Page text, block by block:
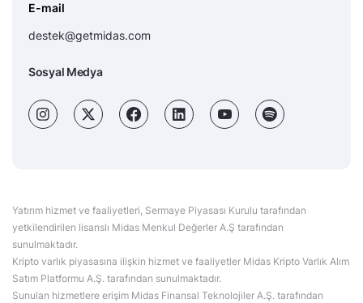
E-mail
destek@getmidas.com
Sosyal Medya
Yatırım hizmet ve faaliyetleri, Sermaye Piyasası Kurulu tarafından
yetkilendirilen lisanslı Midas Menkul Değerler A.Ş tarafından
sunulmaktadır.
Kripto varlık piyasasına ilişkin hizmet ve faaliyetler Midas Kripto Varlık Alım
Satım Platformu A.Ş. tarafından sunulmaktadır.
Sunulan hizmetlere erişim Midas Finansal Teknolojiler A.Ş. tarafından